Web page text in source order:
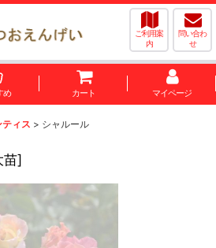
ご利用案
内
問い合わ
せ
め カート マイページ
ティス > シャルール
苗]